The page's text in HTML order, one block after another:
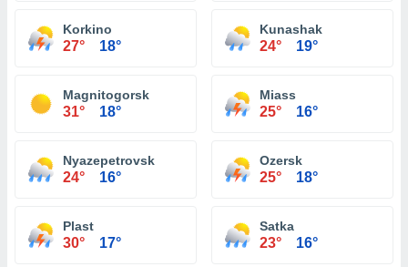
Korkino
27° 18°
Kunashak
24° 19°
Magnitogorsk
31° 18°
Miass
25° 16°
Nyazepetrovsk
24° 16°
Ozersk
25° 18°
Plast
30° 17°
Satka
23° 16°